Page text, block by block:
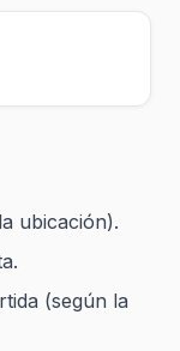
ubicación).
(según la